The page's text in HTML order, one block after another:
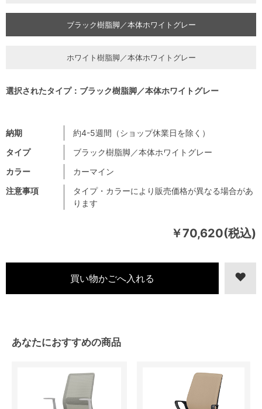
￥70,620(税込)
注意事項
タイプ・カラーにより販売価格が異なる場合があ
ります
納期
約4-5週間（ショップ休業日を除く）
タイプ
ブラック樹脂脚／本体ホワイトグレー
カラー
カーマイン
ブラック樹脂脚／本体ホワイトグレー
ホワイト樹脂脚／本体ホワイトグレー
選択されたタイプ：ブラック樹脂脚／本体ホワイトグレー
あなたにおすすめの商品